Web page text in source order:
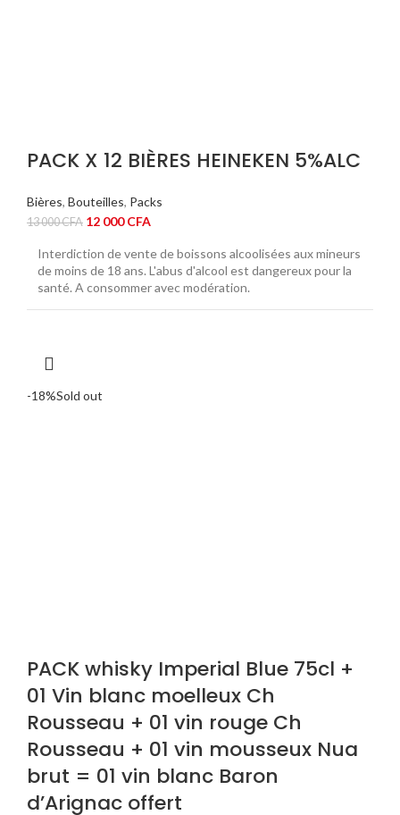
PACK X 12 BIÈRES HEINEKEN 5%ALC
Bières, Bouteilles, Packs
13 000CFA Le
initial
était :
12 000CFALe
actuel
est :
Interdiction de vente de boissons alcoolisées aux mineurs
de moins de 18 ans. L'abus d'alcool est dangereux pour la
santé. A consommer avec modération.
-18%Sold out
PACK whisky Imperial Blue 75cl +
01 Vin blanc moelleux Ch
Rousseau + 01 vin rouge Ch
Rousseau + 01 vin mousseux Nua
brut = 01 vin blanc Baron
d’Arignac offert